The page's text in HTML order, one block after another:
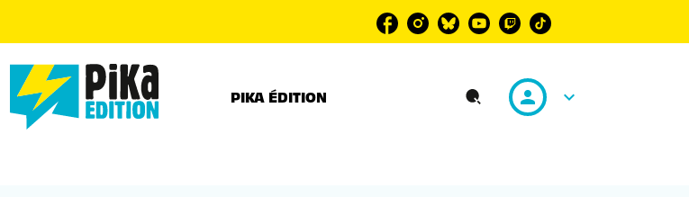
personn keyboard_arrow_down
PIKA ÉDITION search